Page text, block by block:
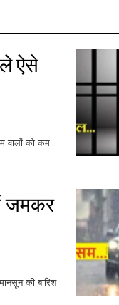
ऐसे
वालों को कम
जमकर
की बारिश